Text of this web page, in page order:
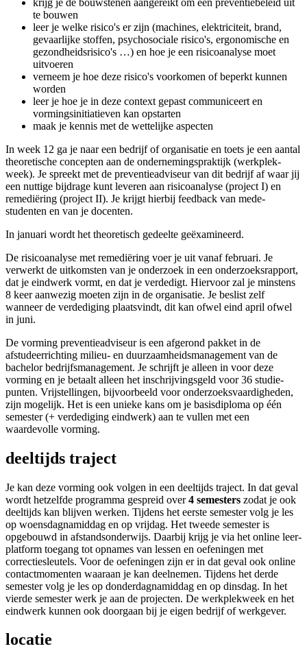
te bouwen
leer je welke risico's er zijn (machines, elektriciteit, brand,
gevaarlijke stoffen, psychosociale risico's, ergonomische en
gezondheids­risico's …) en hoe je een risico­analyse moet
uitvoeren
verneem je hoe deze risico's voorkomen of beperkt kunnen
worden
leer je hoe je in deze context gepast communiceert en
vormings­initiatieven kan opstarten
maak je kennis met de wettelijke aspecten
In week 12 ga je naar een bedrijf of organisatie en toets je een aantal
theoretische concepten aan de ondernemings­praktijk (werkplek­
week). Je spreekt met de preventie­adviseur van dit bedrijf af waar jij
een nuttige bijdrage kunt leveren aan risico­analyse (project I) en
remediëring (project II). Je krijgt hierbij feedback van mede­
studenten en van je docenten.
In januari wordt het theoretisch gedeelte geëxamineerd.
De risicoanalyse met remediëring voer je uit vanaf februari. Je
verwerkt de uitkomsten van je onderzoek in een onderzoeks­rapport,
dat je eindwerk vormt, en dat je verdedigt. Hiervoor zal je minstens
8 keer aanwezig moeten zijn in de organisatie. Je beslist zelf
wanneer de verdediging plaats­vindt, dit kan ofwel eind april ofwel
in juni.
De vorming preventie­adviseur is een afgerond pakket in de
afstudeer­richting milieu- en duurzaamheids­management van de
bachelor bedrijfs­management. Je schrijft je alleen in voor deze
vorming en je betaalt alleen het inschrijvings­geld voor 36 studie­
punten. Vrijstellingen, bijvoorbeeld voor onderzoeks­vaardigheden,
zijn mogelijk. Het is een unieke kans om je basis­diploma op één
semester (+ verdediging eindwerk) aan te vullen met een
waardevolle vorming.
deeltijds traject
Je kan deze vorming ook volgen in een deeltijds traject. In dat geval
wordt hetzelfde programma gespreid over4 semesters zodat je ook
deeltijds kan blijven werken. Tijdens het eerste semester volg je les
op woensdag­namiddag en op vrijdag. Het tweede semester is
opgebouwd in afstands­onderwijs. Daarbij krijg je via het online leer­
platform toegang tot opnames van lessen en oefeningen met
correctie­sleutels. Voor de oefeningen zijn er in dat geval ook online
contact­momenten waaraan je kan deelnemen. Tijdens het derde
semester volg je les op donderdag­namiddag en op dinsdag. In het
vierde semester werk je aan de projecten. De werkplek­week en het
eindwerk kunnen ook doorgaan bij je eigen bedrijf of werkgever.
locatie